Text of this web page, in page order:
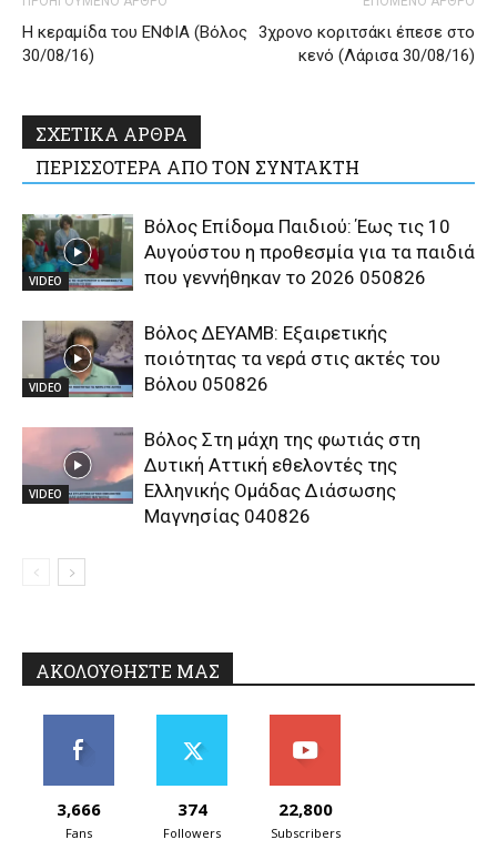
Η κεραμίδα του ΕΝΦΙΑ (Βόλος
30/08/16)
3χρονο κοριτσάκι έπεσε στο
κενό (Λάρισα 30/08/16)
ΣΧΕΤΙΚΑ ΑΡΘΡΑ
ΠΕΡΙΣΣΟΤΕΡΑ ΑΠΟ ΤΟΝ ΣΥΝΤΑΚΤΗ
VIDEO
Βόλος Επίδομα Παιδιού: Έως τις 10
Αυγούστου η προθεσμία για τα παιδιά
που γεννήθηκαν το 2026 050826
VIDEO
Βόλος ΔΕΥΑΜΒ: Εξαιρετικής
ποιότητας τα νερά στις ακτές του
Βόλου 050826
VIDEO
Βόλος Στη μάχη της φωτιάς στη
Δυτική Αττική εθελοντές της
Ελληνικής Ομάδας Διάσωσης
Μαγνησίας 040826
ΑΚΟΛΟΥΘΗΣΤΕ ΜΑΣ
3,666
Fans
374
Followers
22,800
Subscribers